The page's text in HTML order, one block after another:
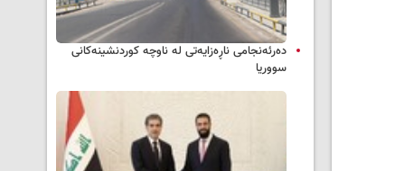
دەرئەنجامی ناڕەزایەتی لە ناوچە کوردنشینەکانی
سووریا